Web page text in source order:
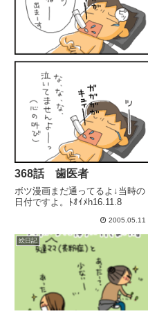
368話 歯医者
ボツ漫画まだ通ってるよ↓当時の
日付ですよ。ﾄｵｲﾒh16.11.8
2005.05.11
絵日記